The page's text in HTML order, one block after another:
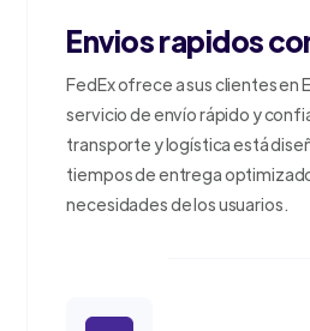
Envios rapidos
FedEx ofrece a sus clientes en
servicio de envío rápido y
transporte y logística está
tiempos de entrega
necesidades de los usuarios.